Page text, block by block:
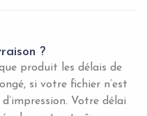
?
produit les délais de
si votre fichier n’est
Votre délai